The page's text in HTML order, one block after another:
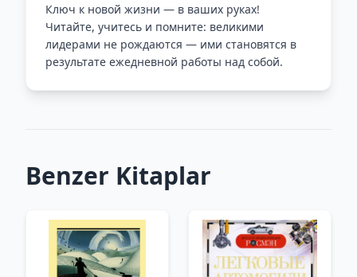
Ключ к новой жизни — в ваших руках!
Читайте, учитесь и помните: великими
лидерами не рождаются — ими становятся в
результате ежедневной работы над собой.
Benzer Kitaplar